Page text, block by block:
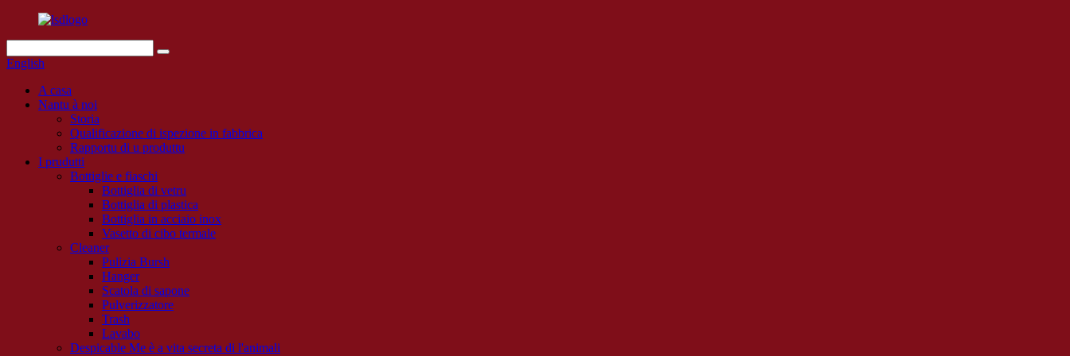
English
A casa
Nantu à noi
Storia
Qualificazione di ispezione in fabbrica
Rapportu di u produttu
I prudutti
Bottiglie e fiaschi
Bottiglia di vetru
Bottiglia di plastica
Bottiglia in acciaio inox
Vasetto di cibo termale
Cleaner
Pulizia Bursh
Hanger
Scatola di sapone
Pulverizzatore
Trash
Lavabo
Despicable Me è a vita secreta di l'animali